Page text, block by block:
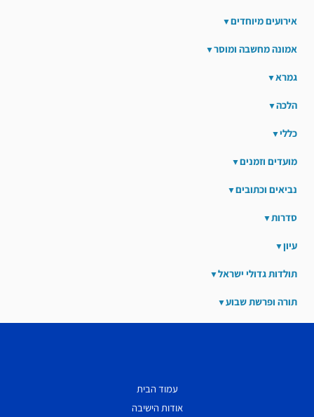
אירועים מיוחדים
אמונה מחשבה ומוסר
גמרא
הלכה
כללי
מועדים וזמנים
נביאים וכתובים
סדרות
עיון
תולדות גדולי ישראל
תורה ופרשת שבוע
עמוד הבית
אודות הישיבה